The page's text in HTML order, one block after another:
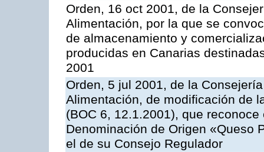
Orden, 16 oct 2001, de la
Alimentación, por la que se
de almacenamiento y
producidas en Canarias
2001
Orden, 5 jul 2001, de la
Alimentación, de modificación de
(BOC 6, 12.1.2001), que
Denominación de Origen «Queso
el de su Consejo Regulador